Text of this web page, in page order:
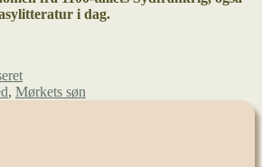
i dag.
, Mørkets søn